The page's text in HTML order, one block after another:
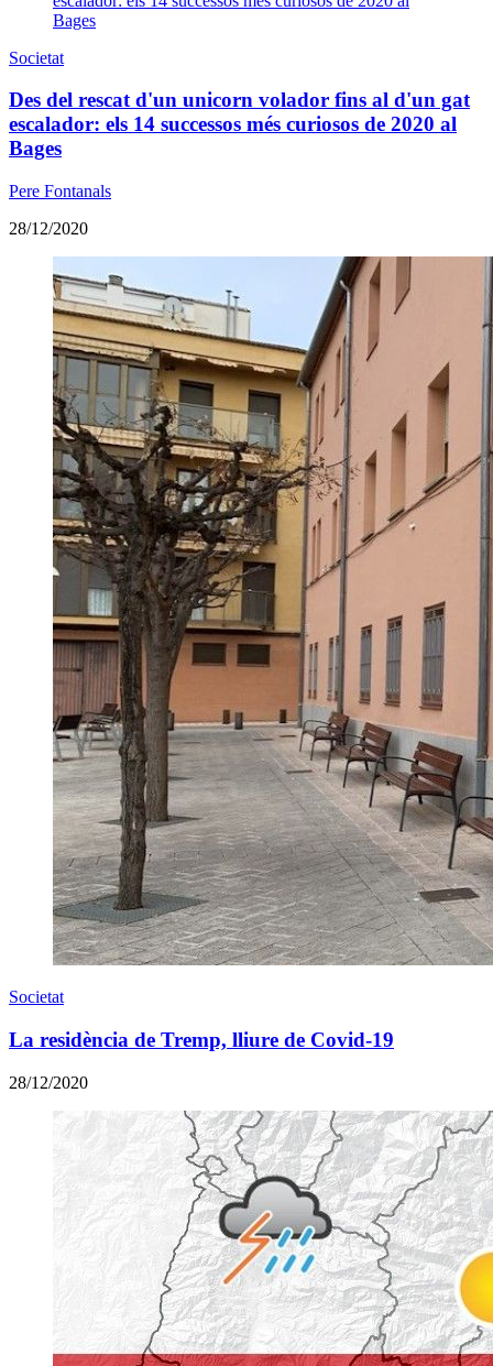
Societat
Des del rescat d'un unicorn volador fins al d'un gat
escalador: els 14 successos més curiosos de 2020 al
Bages
Pere Fontanals
28/12/2020
Societat
La residència de Tremp, lliure de Covid-19
28/12/2020